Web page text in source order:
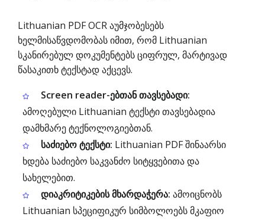
Lithuanian PDF OCR აუმჯობესებს
ხელმისაწვდომობას იმით, რომ Lithuanian
სკანირებულ დოკუმენტებს ციფრულ, მარტივად
წასაკითხ ტექსტად აქცევს.
Screen reader-ებთან თავსებადი:
ამოღებული Lithuanian ტექსტი თავსებადია
დამხმარე ტექნოლოგიებთან.
საძიებო ტექსტი: Lithuanian PDF შინაარსი
ხდება საძიებო საკვანძო სიტყვებითა და
სახელებით.
დიაკრიტიკების მხარდაჭერა: ამოიცნობს
Lithuanian სპეციფიკურ სიმბოლოებს მკაფიო